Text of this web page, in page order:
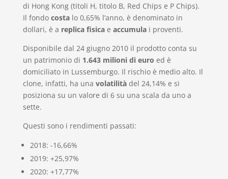
di Hong Kong (titoli H, titolo B, Red Chips e P Chips).
Il fondo costalo 0,65% l’anno, è denominato in
dollari, è a replica fisicae accumulai proventi.
Disponibile dal 24 giugno 2010 il prodotto conta su
un patrimonio di 1.643 milioni di euro ed è
domiciliato in Lussemburgo. Il rischio è medio alto. Il
clone, infatti, ha una volatilitàdel 24,14% e si
posiziona su un valore di 6 su una scala da uno a
sette.
Questi sono i rendimenti passati:
2018: -16,66%
2019: +25,97%
2020: +17,77%